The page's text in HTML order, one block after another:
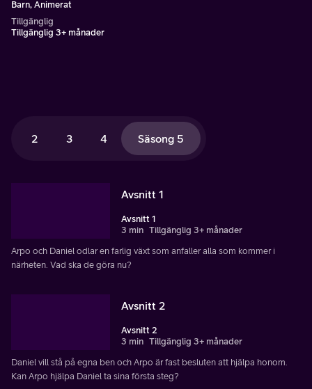
Barn, Animerat
Tillgänglig
Tillgänglig 3+ månader
2 3 4 Säsong 5
Avsnitt 1
Avsnitt 1
3 min Tillgänglig 3+ månader
Arpo och Daniel odlar en farlig växt som anfaller alla som kommer i
närheten. Vad ska de göra nu?
Avsnitt 2
Avsnitt 2
3 min Tillgänglig 3+ månader
Daniel vill stå på egna ben och Arpo är fast besluten att hjälpa honom.
Kan Arpo hjälpa Daniel ta sina första steg?